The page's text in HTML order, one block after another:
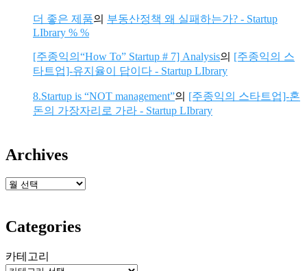
더 좋은 제품의 부동산정책 왜 실패하는가? - Startup
LIbrary % %
[주종익의“How To” Startup # 7] Analysis의 [주종익의 스
타트업]-유지율이 답이다 - Startup LIbrary
8.Startup is “NOT management”의 [주종익의 스타트업]-혼
돈의 가장자리로 가라 - Startup LIbrary
Archives
보
Categories
카테고리